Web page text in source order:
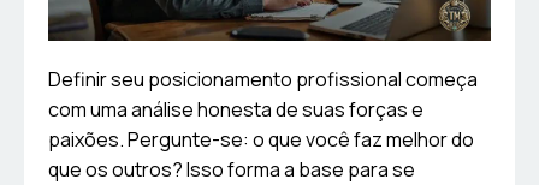
Definir seu posicionamento profissional começa
com uma análise honesta de suas forças e
paixões. Pergunte-se: o que você faz melhor do
que os outros? Isso forma a base para se